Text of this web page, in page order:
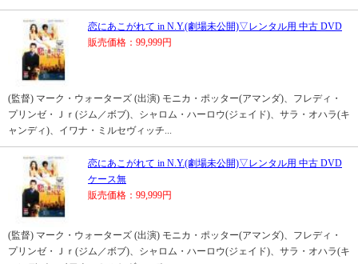
恋にあこがれて in N.Y.(劇場未公開)▽レンタル用 中古 DVD
販売価格：99,999円
(監督) マーク・ウォーターズ (出演) モニカ・ポッター(アマンダ)、フレディ・
プリンゼ・Ｊｒ(ジム／ボブ)、シャロム・ハーロウ(ジェイド)、サラ・オハラ(キ
ャンディ)、イワナ・ミルセヴィッチ...
恋にあこがれて in N.Y.(劇場未公開)▽レンタル用 中古 DVD
ケース無
販売価格：99,999円
(監督) マーク・ウォーターズ (出演) モニカ・ポッター(アマンダ)、フレディ・
プリンゼ・Ｊｒ(ジム／ボブ)、シャロム・ハーロウ(ジェイド)、サラ・オハラ(キ